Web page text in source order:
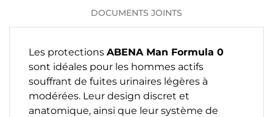
DOCUMENTS JOINTS
Les protections ABENA Man Formula 0
sont idéales pour les hommes actifs
souffrant de fuites urinaires légères à
modérées. Leur design discret et
anatomique, ainsi que leur système de